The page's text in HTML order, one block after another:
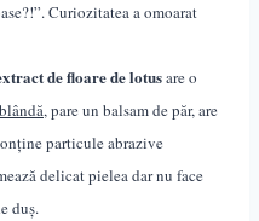
Curiozitatea a omoarat
de floare de lotusare o
pare un balsam de păr, are
particule abrazive
delicat pielea dar nu face
duș.